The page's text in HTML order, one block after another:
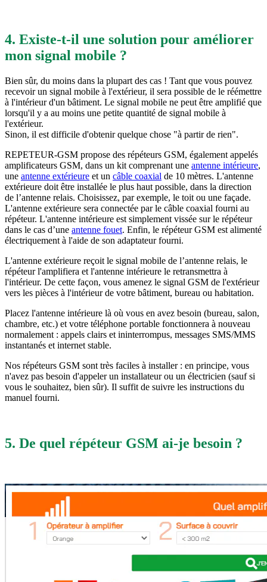
4. Existe-t-il une solution pour améliorer
mon signal mobile ?
Bien sûr, du moins dans la plupart des cas ! Tant que vous pouvez
recevoir un signal mobile à l'extérieur, il sera possible de le réémettre
à l'intérieur d'un bâtiment. Le signal mobile ne peut être amplifié que
lorsqu'il y a au moins une petite quantité de signal mobile à
l'extérieur.
Sinon, il est difficile d'obtenir quelque chose "à partir de rien".
REPETEUR-GSM propose des répéteurs GSM, également appelés
amplificateurs GSM, dans un kit comprenant une antenne intérieure,
une antenne extérieure et un câble coaxial de 10 mètres. L'antenne
extérieure doit être installée le plus haut possible, dans la direction
de l’antenne relais. Choisissez, par exemple, le toit ou une façade.
L'antenne extérieure sera connectée par le câble coaxial fourni au
répéteur. L'antenne intérieure est simplement vissée sur le répéteur
dans le cas d’une antenne fouet. Enfin, le répéteur GSM est alimenté
électriquement à l'aide de son adaptateur fourni.
L'antenne extérieure reçoit le signal mobile de l’antenne relais, le
répéteur l'amplifiera et l'antenne intérieure le retransmettra à
l'intérieur. De cette façon, vous amenez le signal GSM de l'extérieur
vers les pièces à l'intérieur de votre bâtiment, bureau ou habitation.
Placez l'antenne intérieure là où vous en avez besoin (bureau, salon,
chambre, etc.) et votre téléphone portable fonctionnera à nouveau
normalement : appels clairs et ininterrompus, messages SMS/MMS
instantanés et internet stable.
Nos répéteurs GSM sont très faciles à installer : en principe, vous
n'avez pas besoin d'appeler un installateur ou un électricien (sauf si
vous le souhaitez, bien sûr). Il suffit de suivre les instructions du
manuel fourni.
5. De quel répéteur GSM ai-je besoin ?